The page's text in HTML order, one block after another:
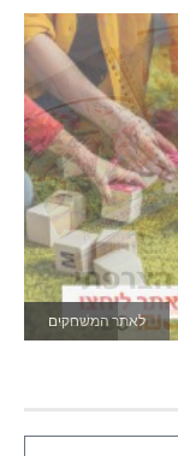
לאתר המשחקים